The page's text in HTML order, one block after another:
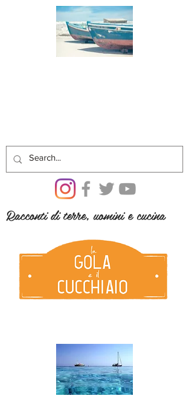
Racconti di terre, uomini e cucina